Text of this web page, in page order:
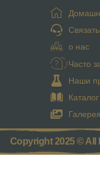
о нас
Часто
Наши
Каталог
Галерея
Copyright 2025 © All